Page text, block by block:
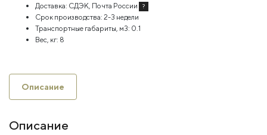
Доставка: СДЭК, Почта России ?
Срок производства: 2-3 недели
Транспортные габариты, м3: 0.1
Вес, кг: 8
Описание
Описание